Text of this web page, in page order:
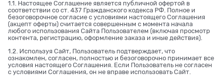
1.1. Настоящее Соглашение является публичной офертой в
соответствии со ст. 437 Гражданского кодекса РФ. Полное и
безоговорочное согласие с условиями настоящего Соглашения
(акцепт оферты) считается совершенным с момента начала
любого использования Сайта Пользователем (включая просмотр
контента, регистрацию, оформление заказа и иные действия).
1.2. Используя Сайт, Пользователь подтверждает, что
ознакомлен, согласен, полностью и безоговорочно принимает все
условия настоящего Соглашения. Если Пользователь не согласен
с условиями Соглашения, он не вправе использовать Сайт.